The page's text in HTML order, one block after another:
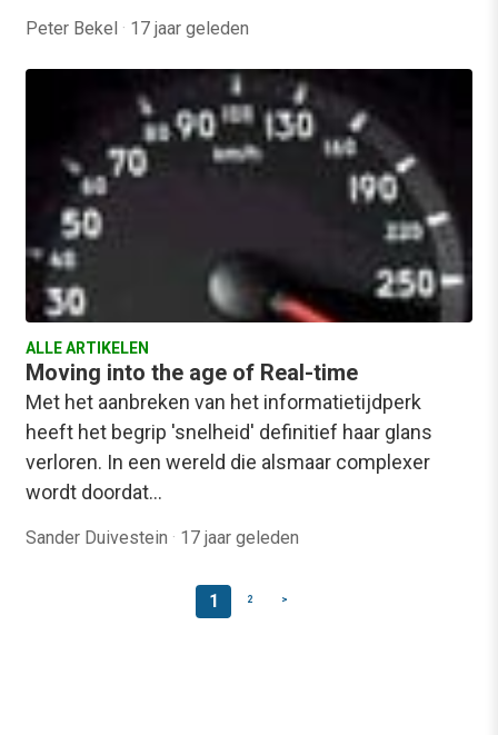
Peter Bekel · 17 jaar geleden
ALLE ARTIKELEN
Moving into the age of Real-time
Met het aanbreken van het informatietijdperk
heeft het begrip 'snelheid' definitief haar glans
verloren. In een wereld die alsmaar complexer
wordt doordat…
Sander Duivestein · 17 jaar geleden
1 2 >